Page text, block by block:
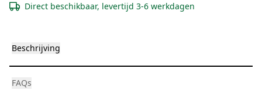
Direct beschikbaar, levertijd 3-6 werkdagen
Beschrijving
FAQs